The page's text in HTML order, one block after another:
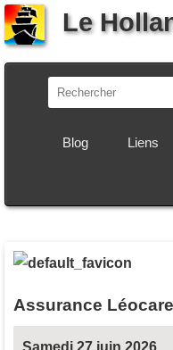
Le
Blog Liens
Assurance
Samedi 27 juin 2026